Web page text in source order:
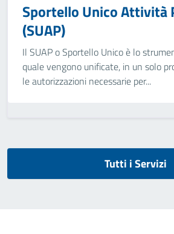
Sportello Unico Attività
(SUAP)
Il SUAP o Sportello Unico è lo
quale vengono unificate, in un solo
le autorizzazioni necessarie per...
Tutti i Servizi